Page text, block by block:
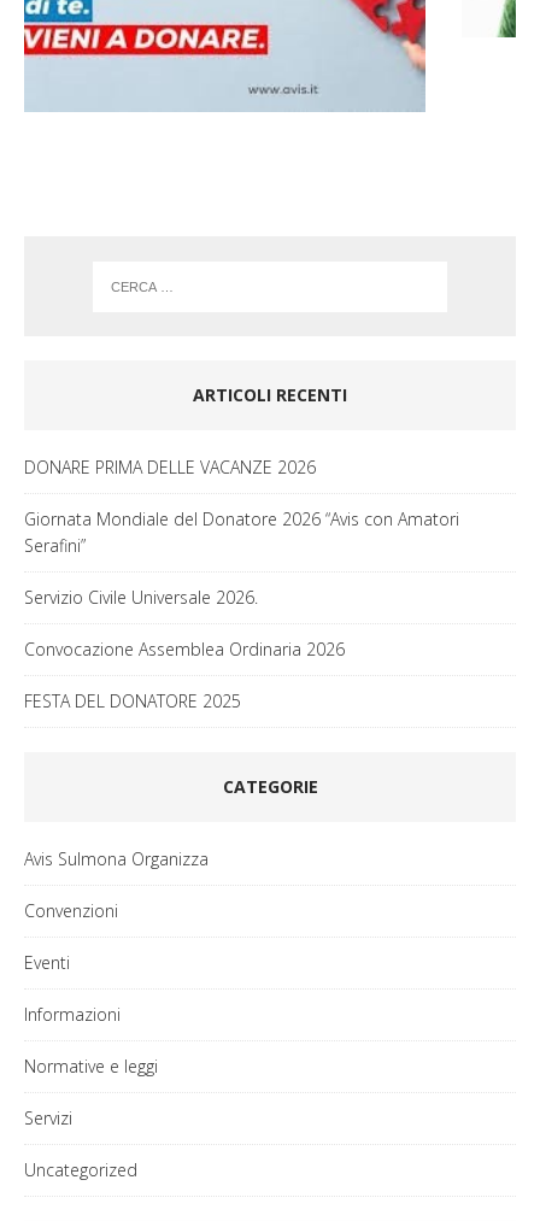
o g
ARTICOLI RECENTI
DONARE PRIMA DELLE VACANZE 2026
Giornata Mondiale del Donatore 2026 “Avis con Amatori
Serafini”
Servizio Civile Universale 2026.
Convocazione Assemblea Ordinaria 2026
FESTA DEL DONATORE 2025
CATEGORIE
Avis Sulmona Organizza
Convenzioni
Eventi
Informazioni
Normative e leggi
Servizi
Uncategorized